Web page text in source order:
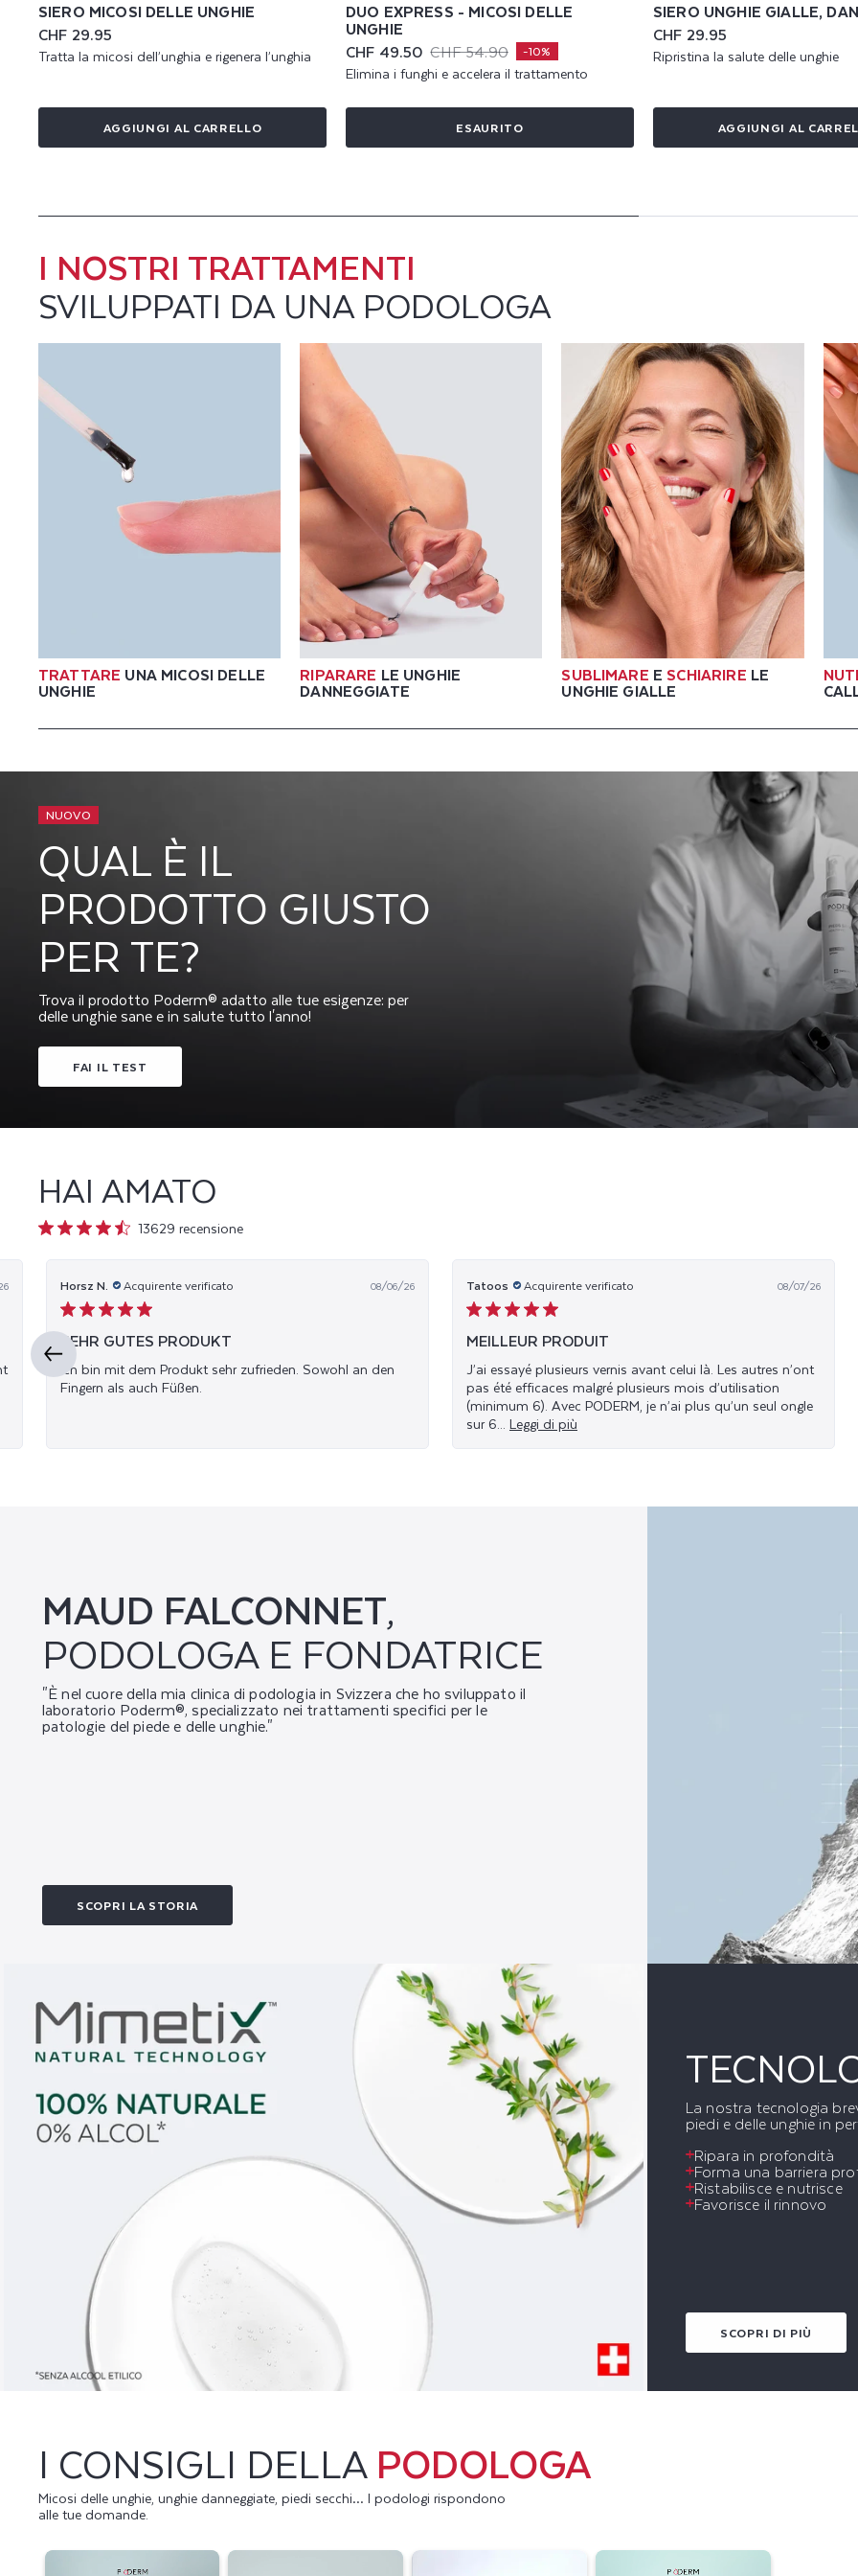
N
W
S
M
A
E
SIERO MICOSI DELLE UNGHIE
Prezzo
di
listino
CHF 29.95
Tratta la micosi dell’unghia e rigenera l’unghia
AGGIUNGI AL CARRELLO
DUO EXPRESS - MICOSI DELLE
UNGHIE
Prezzo
scontato
CHF 49.50
Prezzo
di
listino
CHF 54.90 -10%
Elimina i funghi e accelera il trattamento
ESAURITO
SIERO UNGHIE GIALLE,
Prezzo
di
listino
CHF 29.95
Ripristina la salute delle unghie
AGGIUNGI AL
I NOSTRI TRATTAMENTI
SVILUPPATI DA UNA PODOLOGA
TRATTARE UNA MICOSI DELLE
UNGHIE
RIPARARE LE UNGHIE
DANNEGGIATE
SUBLIMARE E SCHIARIRE LE
UNGHIE GIALLE
NUOVO
QUAL È IL
PRODOTTO GIUSTO
PER TE?
Trova il prodotto Poderm® adatto alle tue esigenze: per
delle unghie sane e in salute tutto l'anno!
FAI IL TEST
HAI AMATO
13629 recensione
Horsz N. 08/06/26
SEHR GUTES PRODUKT
Ich bin mit dem Produkt sehr zufrieden. Sowohl an den
Fingern als auch Füßen.
Tatoos 08/07/26
MEILLEUR PRODUIT
J’ai essayé plusieurs vernis avant celui là. Les autres n’ont
pas été efficaces malgré plusieurs mois d’utilisation
(minimum 6). Avec PODERM, je n’ai plus qu’un seul ongle
sur 6...
MAUD FALCONNET,
PODOLOGA E FONDATRICE
"È nel cuore della mia clinica di podologia in Svizzera che ho sviluppato il
laboratorio Poderm®, specializzato nei trattamenti specifici per le
patologie del piede e delle unghie."
SCOPRI LA STORIA
La nostra tecnologia
piedi e delle unghie in
Ripara in profondità
Forma una barriera
Ristabilisce e nutrisce
Favorisce il rinnovo
SCOPRI DI PIÙ
I CONSIGLI DELLAPODOLOGA
Micosi delle unghie, unghie danneggiate, piedi secchi… I podologi rispondono
alle tue domande.